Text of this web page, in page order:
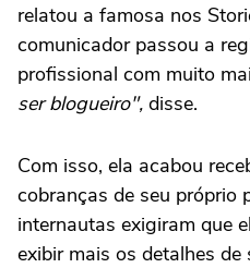
relatou a famosa nos
comunicador passou a
profissional com muito
ser blogueiro", disse.
Com isso, ela acabou
cobranças de seu próprio
internautas exigiram que
exibir mais os detalhes de